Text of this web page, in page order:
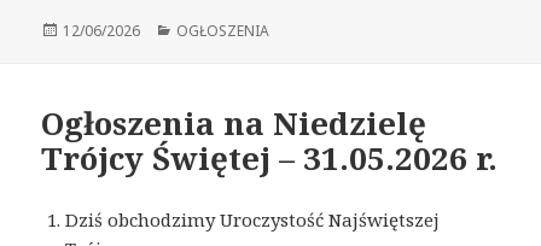
Opublikowano
12/06/2026 Kategorie
OGŁOSZENIA
Ogłoszenia na Niedzielę
Trójcy Świętej – 31.05.2026 r.
Dziś obchodzimy Uroczystość Najświętszej